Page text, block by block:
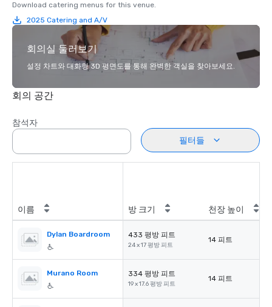
Download catering menus for this venue.
2025 Catering and A/V
회의실 둘러보기
설정 차트와 대화형 3D 평면도를 통해 완벽한 객실을 찾아보세요.
회의 공간
참석자
필터들
이름 방 크기 천장 높이
Dylan Boardroom 433 평방 피트
24 x 17 평방 피트
14 피트
Murano Room 334 평방 피트
19 x 17.6 평방 피트
14 피트